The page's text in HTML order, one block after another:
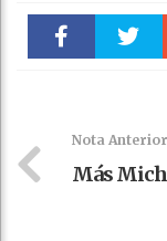
Nota Anterior
Más